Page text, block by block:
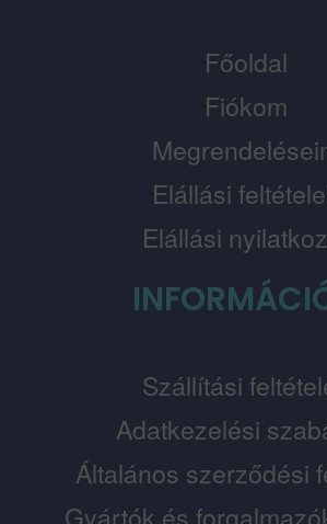
Főoldal
Fiókom
Elállási
Elállási
Szállítási
Adatkezelési
Általános szerződési
Gyártók és